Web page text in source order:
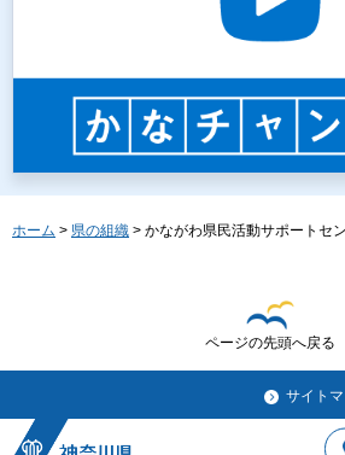
ホーム > 県の組織 > かながわ県民活動サポートセ
ページの先頭へ戻る
サイト